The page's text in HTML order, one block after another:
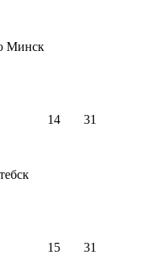
Минск
14 31
15 31